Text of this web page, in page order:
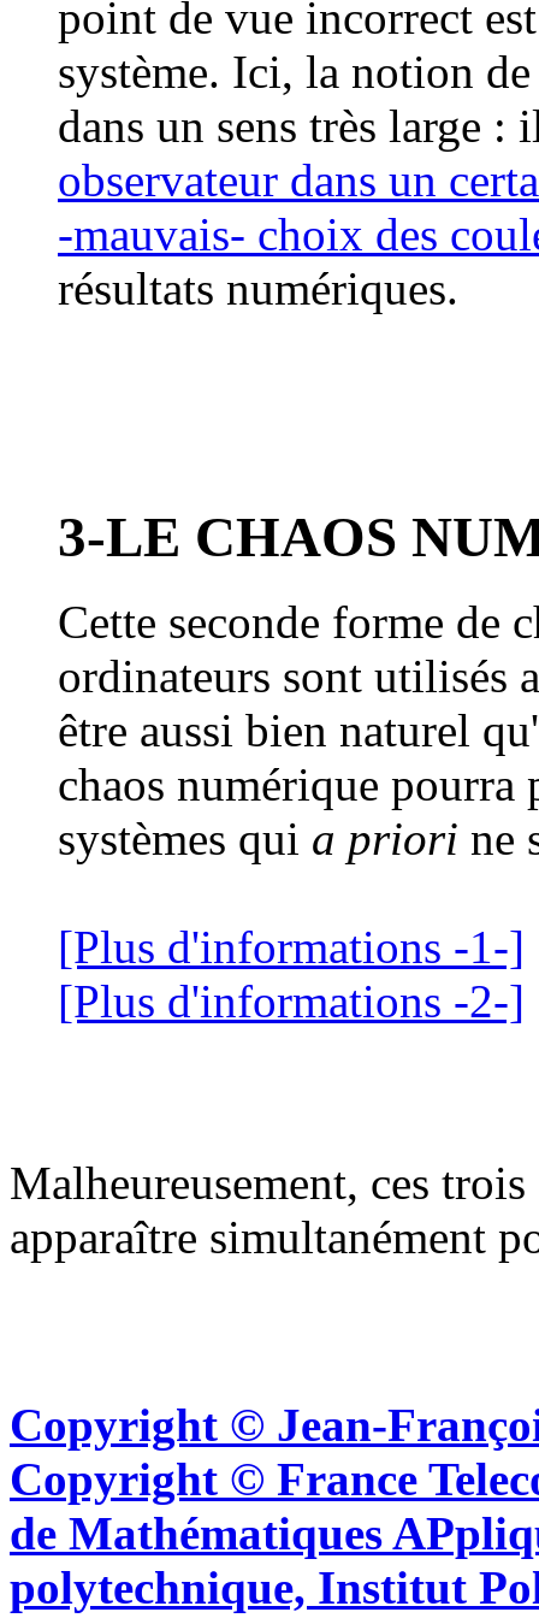
point de vue incorrect
système. Ici, la notion
dans un sens très large
observateur dans un
-mauvais- choix des
résultats numériques.
3-LE CHAOS
Cette seconde forme de
ordinateurs sont utilisés
être aussi bien naturel
chaos numérique pourra
systèmes qui a priori ne
[Plus d'informations -1-]
[Plus d'informations -2-]
Malheureusement, ces
apparaître simultanément
Copyright © Jean-
Copyright © France
de Mathématiques
polytechnique, Institut